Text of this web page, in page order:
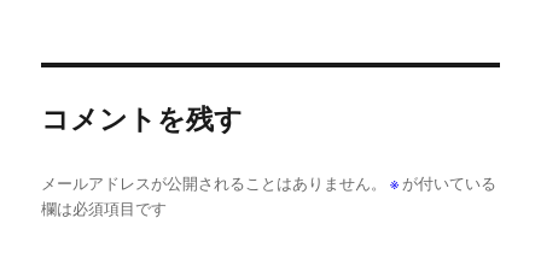
コメントを残す
メールアドレスが公開されることはありません。 ※ が付いている
欄は必須項目です